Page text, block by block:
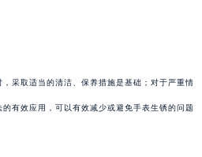
采取适当的清洁、保养措施是基础；对于严重情
有效应用，可以有效减少或避免手表生锈的问题